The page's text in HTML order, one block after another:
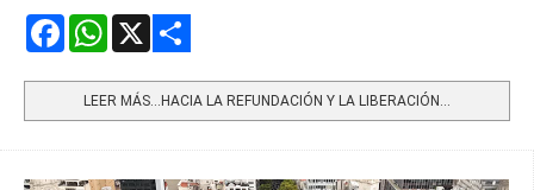
FacebookWhatsApp
LEER MÁS…HACIA LA REFUNDACIÓN Y LA LIBERACIÓN...